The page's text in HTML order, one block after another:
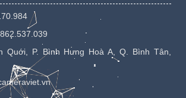
Quới, P. Bình Hưng Hoà A, Q. Bình Tân,